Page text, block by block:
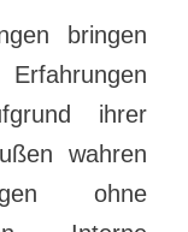
bringen
ihrer
wahren
ohne